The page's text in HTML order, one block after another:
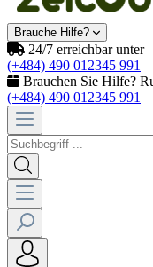
Brauche Hilfe?
24/7 erreichbar unter
(+484) 490 012345 991
Brauchen Sie Hilfe?
(+484) 490 012345 991